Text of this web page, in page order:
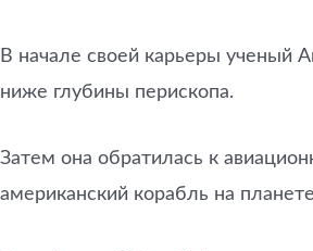
В начале своей карьеры ученый
ниже глубины перископа.
Затем она обратилась к
американский корабль на